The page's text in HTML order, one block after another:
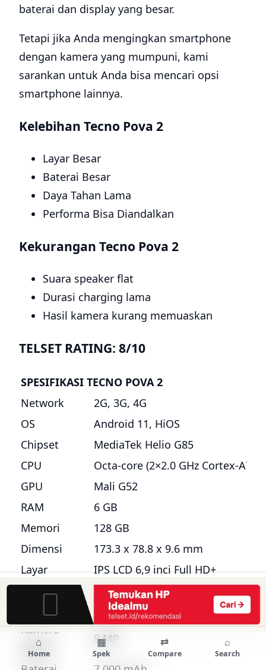
baterai dan display yang besar.
Tetapi jika Anda mengingkan smartphone
dengan kamera yang mumpuni, kami
sarankan untuk Anda bisa mencari opsi
smartphone lainnya.
Kelebihan Tecno Pova 2
Layar Besar
Baterai Besar
Daya Tahan Lama
Performa Bisa Diandalkan
Kekurangan Tecno Pova 2
Suara speaker flat
Durasi charging lama
Hasil kamera kurang memuaskan
TELSET RATING: 8/10
SPESIFIKASI TECNO POVA 2
Network
2G, 3G, 4G
OS
Android 11, HiOS
Chipset
MediaTek Helio G85
CPU
Octa-core (2×2.0 GHz Cortex-A75
GPU
Mali G52
RAM
6 GB
Memori
128 GB
Dimensi
173.3 x 78.8 x 9.6 mm
Layar
IPS LCD 6,9 inci Full HD+
Kamera
64 MP + 2 MP + 2 MP + AI Lens
Kamera
Depan
8 MP
⌂
Home
▦
Spek
⇄
Compare
⌕
Search